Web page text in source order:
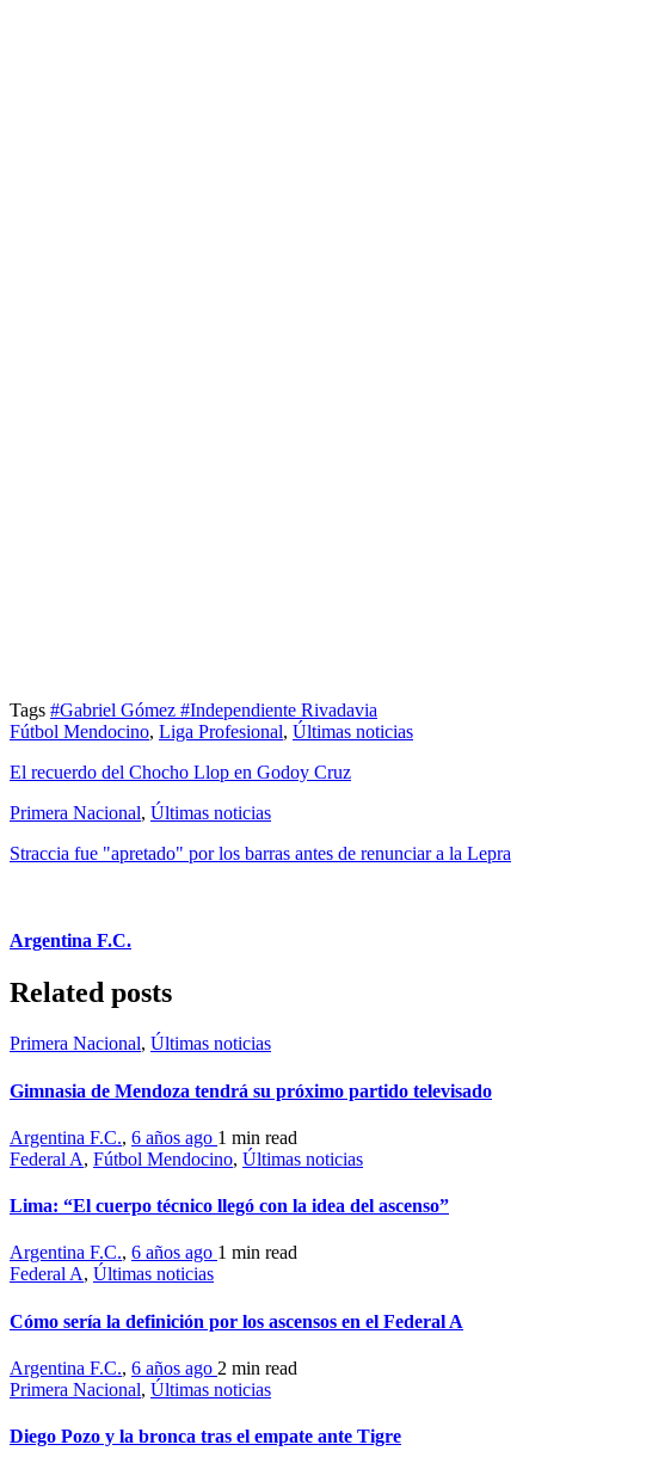
Tags #Gabriel Gómez #Independiente Rivadavia
Fútbol Mendocino, Liga Profesional, Últimas noticias
El recuerdo del Chocho Llop en Godoy Cruz
Primera Nacional, Últimas noticias
Straccia fue "apretado" por los barras antes de renunciar a la Lepra
Argentina F.C.
Related posts
Primera Nacional, Últimas noticias
Gimnasia de Mendoza tendrá su próximo partido televisado
Argentina F.C., 6 años ago 1 min read
Federal A, Fútbol Mendocino, Últimas noticias
Lima: “El cuerpo técnico llegó con la idea del ascenso”
Argentina F.C., 6 años ago 1 min read
Federal A, Últimas noticias
Cómo sería la definición por los ascensos en el Federal A
Argentina F.C., 6 años ago 2 min read
Primera Nacional, Últimas noticias
Diego Pozo y la bronca tras el empate ante Tigre